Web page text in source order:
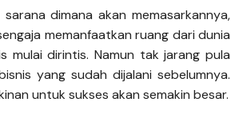
dimana akan memasarkannya,
memanfaatkan ruang dari dunia
mulai dirintis. Namun tak jarang pula
yang sudah dijalani sebelumnya.
untuk sukses akan semakin besar.